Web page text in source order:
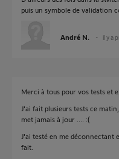
puis un symbole de validation
André N. il y a
Merci à tous pour vos tests et
J'ai fait plusieurs tests ce
met jamais à jour .... :(
J'ai testé en me
fait.